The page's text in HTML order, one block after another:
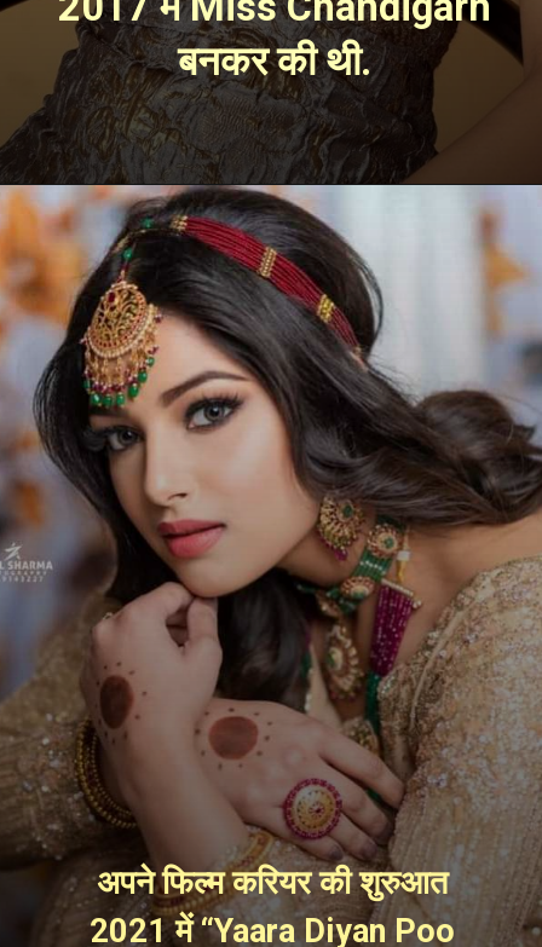
बनकर की थी.
अपने फिल्म करियर की शुरुआत
2021 में “Yaara Diyan Poo